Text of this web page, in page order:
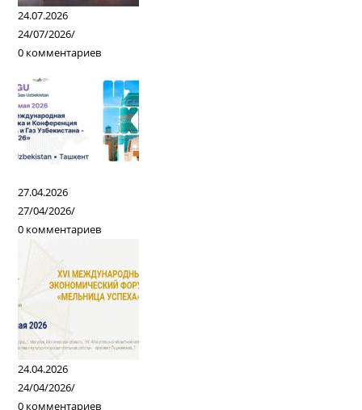
24.07.2026
24/07/2026/
0 комментариев
27.04.2026
27/04/2026/
0 комментариев
24.04.2026
24/04/2026/
0 комментариев